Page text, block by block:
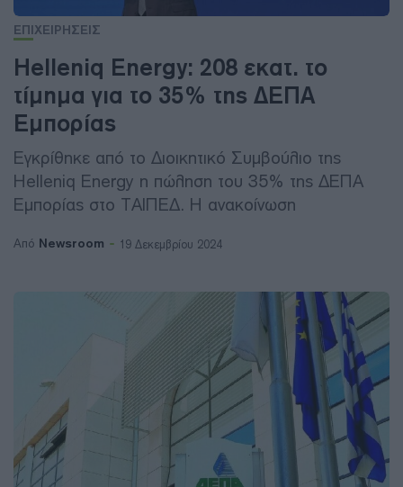
ΕΠΙΧΕΙΡΗΣΕΙΣ
Helleniq Energy: 208 εκατ. το
τίμημα για το 35% της ΔΕΠΑ
Εμπορίας
Εγκρίθηκε από το Διοικητικό Συμβούλιο της
Helleniq Energy η πώληση του 35% της ΔΕΠΑ
Εμπορίας στο ΤΑΙΠΕΔ. Η ανακοίνωση
Από Newsroom 19 Δεκεμβρίου 2024